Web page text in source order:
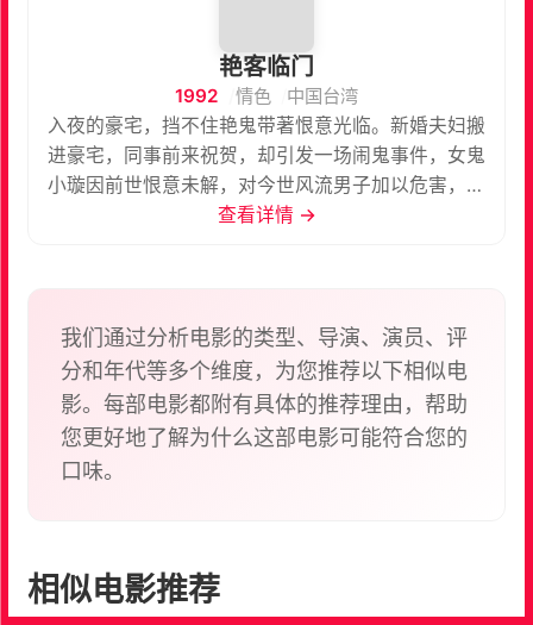
艳客临门
1992 情色
中国台湾
入夜的豪宅，挡不住艳鬼带著恨意光临。新婚夫妇搬
进豪宅，同事前来祝贺，却引发一场闹鬼事件，女鬼
小璇因前世恨意未解，对今世风流男子加以危害，於
是她故技重施想要……
查看详情 →
我们通过分析电影的类型、导演、演员、评
分和年代等多个维度，为您推荐以下相似电
影。每部电影都附有具体的推荐理由，帮助
您更好地了解为什么这部电影可能符合您的
口味。
相似电影推荐